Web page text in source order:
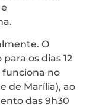
O
os dias 12
funciona no
de Marília), ao
das 9h30